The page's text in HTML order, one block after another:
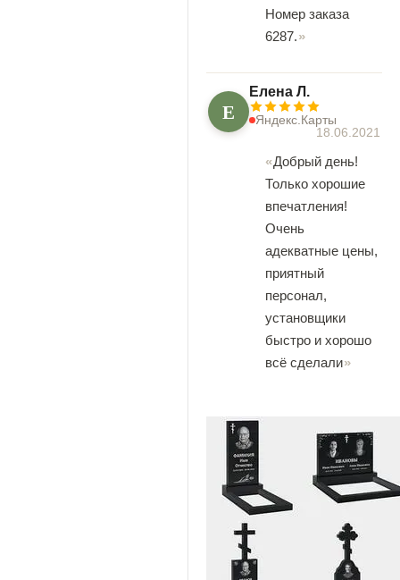
Номер заказа
6287.
Е
Елена Л.
Яндекс.Карты
18.06.2021
Добрый день!
Только хорошие
впечатления!
Очень
адекватные цены,
приятный
персонал,
установщики
быстро и хорошо
всё сделали